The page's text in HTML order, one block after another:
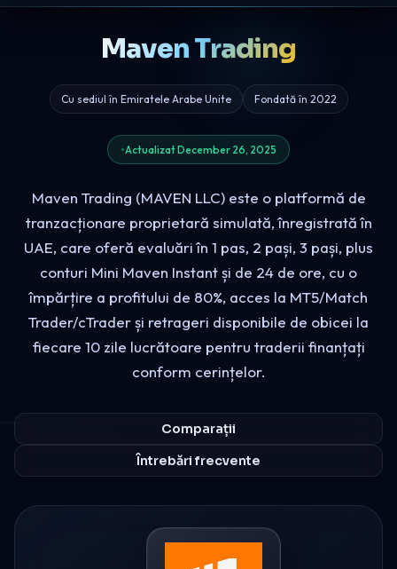
Maven Trading
Cu sediul în Emiratele Arabe Unite Fondată în 2022
Actualizat December 26, 2025
Maven Trading (MAVEN LLC) este o platformă de
tranzacționare proprietară simulată, înregistrată în
UAE, care oferă evaluări în 1 pas, 2 pași, 3 pași, plus
conturi Mini Maven Instant și de 24 de ore, cu o
împărțire a profitului de 80%, acces la MT5/Match
Trader/cTrader și retrageri disponibile de obicei la
fiecare 10 zile lucrătoare pentru traderii finanțați
conform cerințelor.
Comparații
Întrebări frecvente